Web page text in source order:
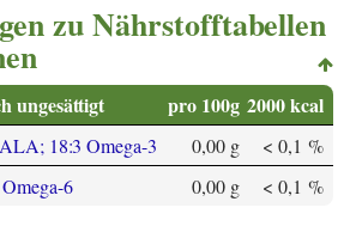
zu Nährstofftabellen
ungesättigt pro 100g 2000 kcal
18:3 Omega-3 0,00 g
< 0,1 %
6
0,00 g < 0,1 %